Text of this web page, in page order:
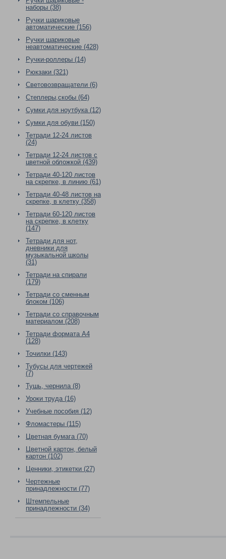
наборы (38)
Ручки шариковые
автоматические (156)
Ручки шариковые
неавтоматические (428)
Ручки-роллеры (14)
Рюкзаки (321)
Световозвращатели (6)
Степлеры,скобы (64)
Сумки для ноутбука (12)
Сумки для обуви (150)
Тетради 12-24 листов
(24)
Тетради 12-24 листов с
цветной обложкой (439)
Тетради 40-120 листов
на скрепке, в линию (61)
Тетради 40-48 листов на
скрепке, в клетку (358)
Тетради 60-120 листов
на скрепке, в клетку
(147)
Тетради для нот,
дневники для
музыкальной школы
(31)
Тетради на спирали
(179)
Тетради со сменным
блоком (106)
Тетради со справочным
материалом (208)
Тетради формата А4
(128)
Точилки (143)
Тубусы для чертежей
(7)
Тушь, чернила (8)
Уроки труда (16)
Учебные пособия (12)
Фломастеры (115)
Цветная бумага (70)
Цветной картон, белый
картон (102)
Ценники, этикетки (27)
Чертежные
принадлежности (77)
Штемпельные
принадлежности (34)